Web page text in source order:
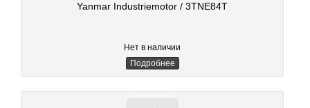
Yanmar Industriemotor/ 3TNE84T
Нет в наличии
Подробнее